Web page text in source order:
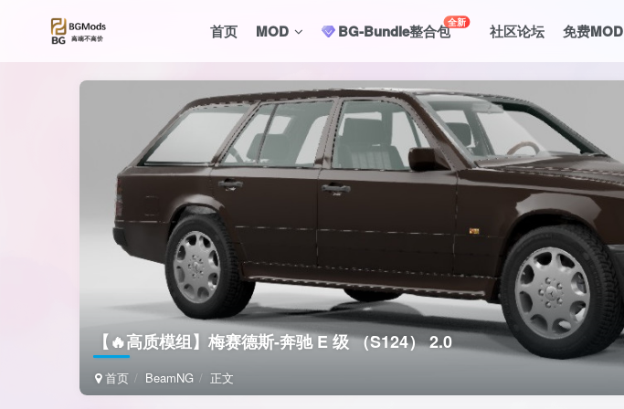
首页 MOD BG-Bundle整合包全新 社区论坛 免费MOD
【🔥高质模组】梅赛德斯-奔驰 E 级 （S124） 2.0
首页 BeamNG 正文